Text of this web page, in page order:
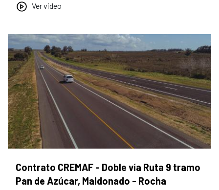
Ver video
Contrato CREMAF - Doble vía Ruta 9 tramo
Pan de Azúcar, Maldonado - Rocha